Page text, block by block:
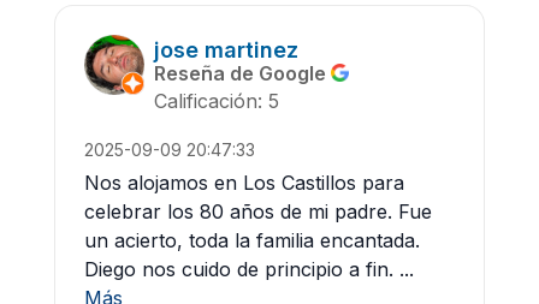
jose martinez
Reseña de Google
Calificación: 5
2025-09-09 20:47:33
Nos alojamos en Los Castillos para
celebrar los 80 años de mi padre. Fue
un acierto, toda la familia encantada.
Diego nos cuido de principio a fin. ...
Más